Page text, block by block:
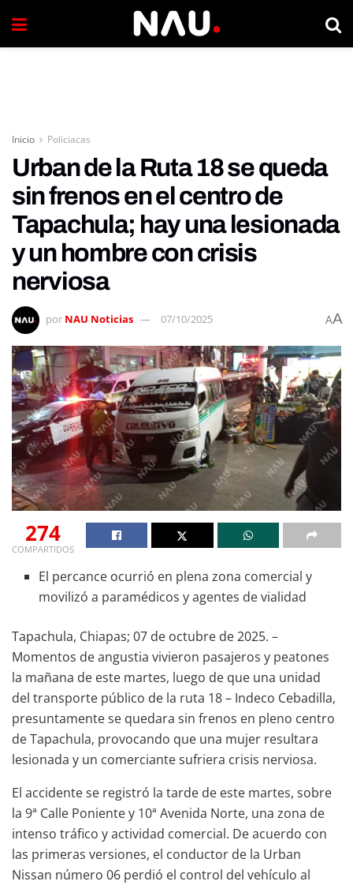
Inicio Policiacas
Urban de la Ruta 18 se queda
sin frenos en el centro de
Tapachula; hay una lesionada
y un hombre con crisis
nerviosa
por NAU Noticias 07/10/2025 AA
274
COMPARTIDOS
El percance ocurrió en plena zona comercial y
movilizó a paramédicos y agentes de vialidad
Tapachula, Chiapas; 07 de octubre de 2025. –
Momentos de angustia vivieron pasajeros y peatones
la mañana de este martes, luego de que una unidad
del transporte público de la ruta 18 – Indeco Cebadilla,
presuntamente se quedara sin frenos en pleno centro
de Tapachula, provocando que una mujer resultara
lesionada y un comerciante sufriera crisis nerviosa.
El accidente se registró la tarde de este martes, sobre
la 9ª Calle Poniente y 10ª Avenida Norte, una zona de
intenso tráfico y actividad comercial. De acuerdo con
las primeras versiones, el conductor de la Urban
Nissan número 06 perdió el control del vehículo al